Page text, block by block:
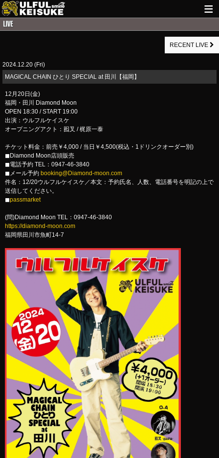
GUITAR WORKS
RECENT LIVE
2024.12.20 (Fri)
MAGICAL CHAIN ひとり SPECIAL at 田川【福岡】
12月20日(金)
福岡・田川 Diamond Moon
OPEN 18:30 / START 19:00
出演：ウルフルケイスケ
オープニングアクト：囮叉 / 梶原一泰
チケット料金：前売￥4,000 / 当日￥4,500(税込・1ドリンクオーダー別)
◼︎Diamond Moon店頭販売
◼︎電話予約 TEL：0947-46-3840
◼︎メール予約 booking@Diamond-moon.com
件名：12/20ウルフルケイスケ／本文：予約氏名、人数、電話番号を明記の上で
送信してください。
◼︎passmarket
(問)Diamond Moon TEL：0947-46-3840
https://diamond-moon.com
福岡県田川市魚町14-7